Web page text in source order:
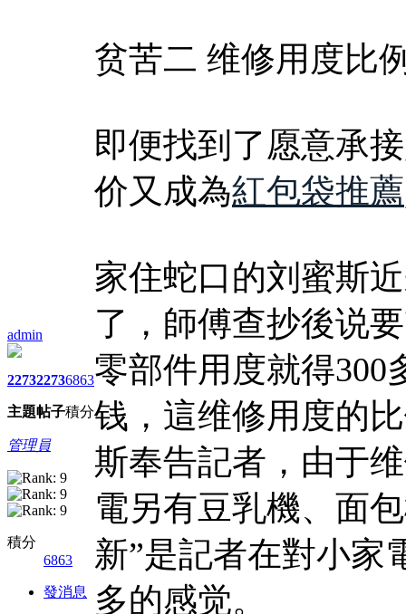
admin
2273
主題
2273
帖子
6863
積分
管理員
積分
6863
發消息
贫苦二 维修用度比
即便找到了愿意承
价又成為紅包袋推薦
家住蛇口的刘蜜斯
了，師傅查抄後说
零部件用度就得300
钱，這维修用度的
斯奉告記者，由于
電另有豆乳機、面
新”是記者在對小家
多的感觉。